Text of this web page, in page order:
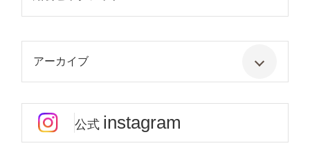
アーカイブ
公式 instagram